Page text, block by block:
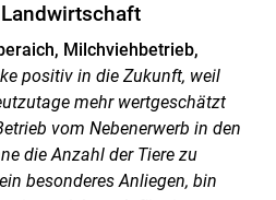
Milchviehbetrieb,
positiv in die Zukunft, weil
mehr wertgeschätzt
vom Nebenerwerb in den
die Anzahl der Tiere zu
besonderes Anliegen, bin